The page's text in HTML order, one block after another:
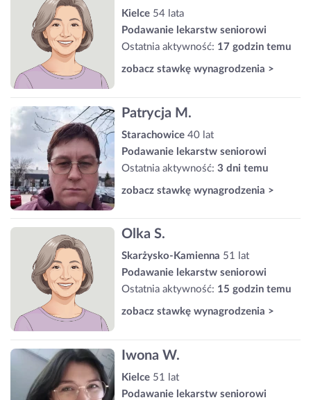
Kielce 54 lata
Podawanie lekarstw seniorowi
Ostatnia aktywność: 17 godzin temu
zobacz stawkę wynagrodzenia >
Patrycja M.
Starachowice 40 lat
Podawanie lekarstw seniorowi
Ostatnia aktywność: 3 dni temu
zobacz stawkę wynagrodzenia >
Olka S.
Skarżysko-Kamienna 51 lat
Podawanie lekarstw seniorowi
Ostatnia aktywność: 15 godzin temu
zobacz stawkę wynagrodzenia >
Iwona W.
Kielce 51 lat
Podawanie lekarstw seniorowi